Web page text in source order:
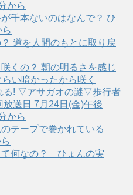
から
千本ないのはなんで？ ひ
道を人間のもとに取り戻
くの？ 朝の明るさを感じ
い暗かったから咲く
る! ▽アサガオの謎▽歩行者
送日 7月24日(金)午後
から
テープで巻かれている
て何なの？ ひょんの実